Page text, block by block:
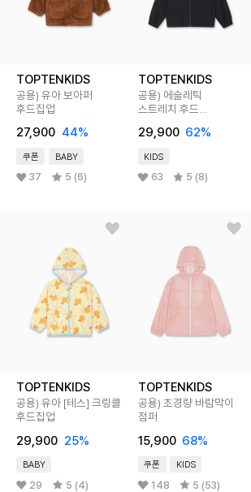
TOPTENKIDS
공용) 유아 보아퍼
후드집업
27,900 44%
쿠폰 BABY
37 5 (6)
TOPTENKIDS
공용) 에슬레틱
스트레치 후드
29,900 62%
KIDS
63 5 (8)
TOPTENKIDS
공용) 유아 [테스] 크링클
후드집업
29,900 25%
BABY
29 5 (4)
TOPTENKIDS
공용) 초경량 바람막이
점퍼
15,900 68%
쿠폰 KIDS
148 5 (53)